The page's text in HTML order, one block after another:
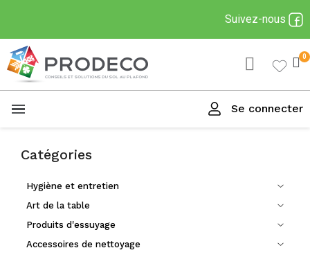
Suivez-nous
Se connecter
Catégories
Hygiène et entretien
Art de la table
Produits d'essuyage
Accessoires de nettoyage